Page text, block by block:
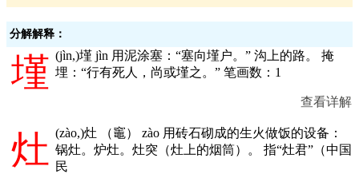
分解解释：
墐 (jìn,)墐 jìn 用泥涂塞：“塞向墐户。” 沟上的路。 掩
埋：“行有死人，尚或墐之。” 笔画数：1
查看详解
灶 (zào,)灶 （竈） zào 用砖石砌成的生火做饭的设备：
锅灶。炉灶。灶突（灶上的烟筒）。 指“灶君”（中国
民